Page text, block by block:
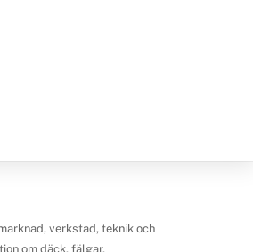
verkstad, teknik och
om däck, fälgar,